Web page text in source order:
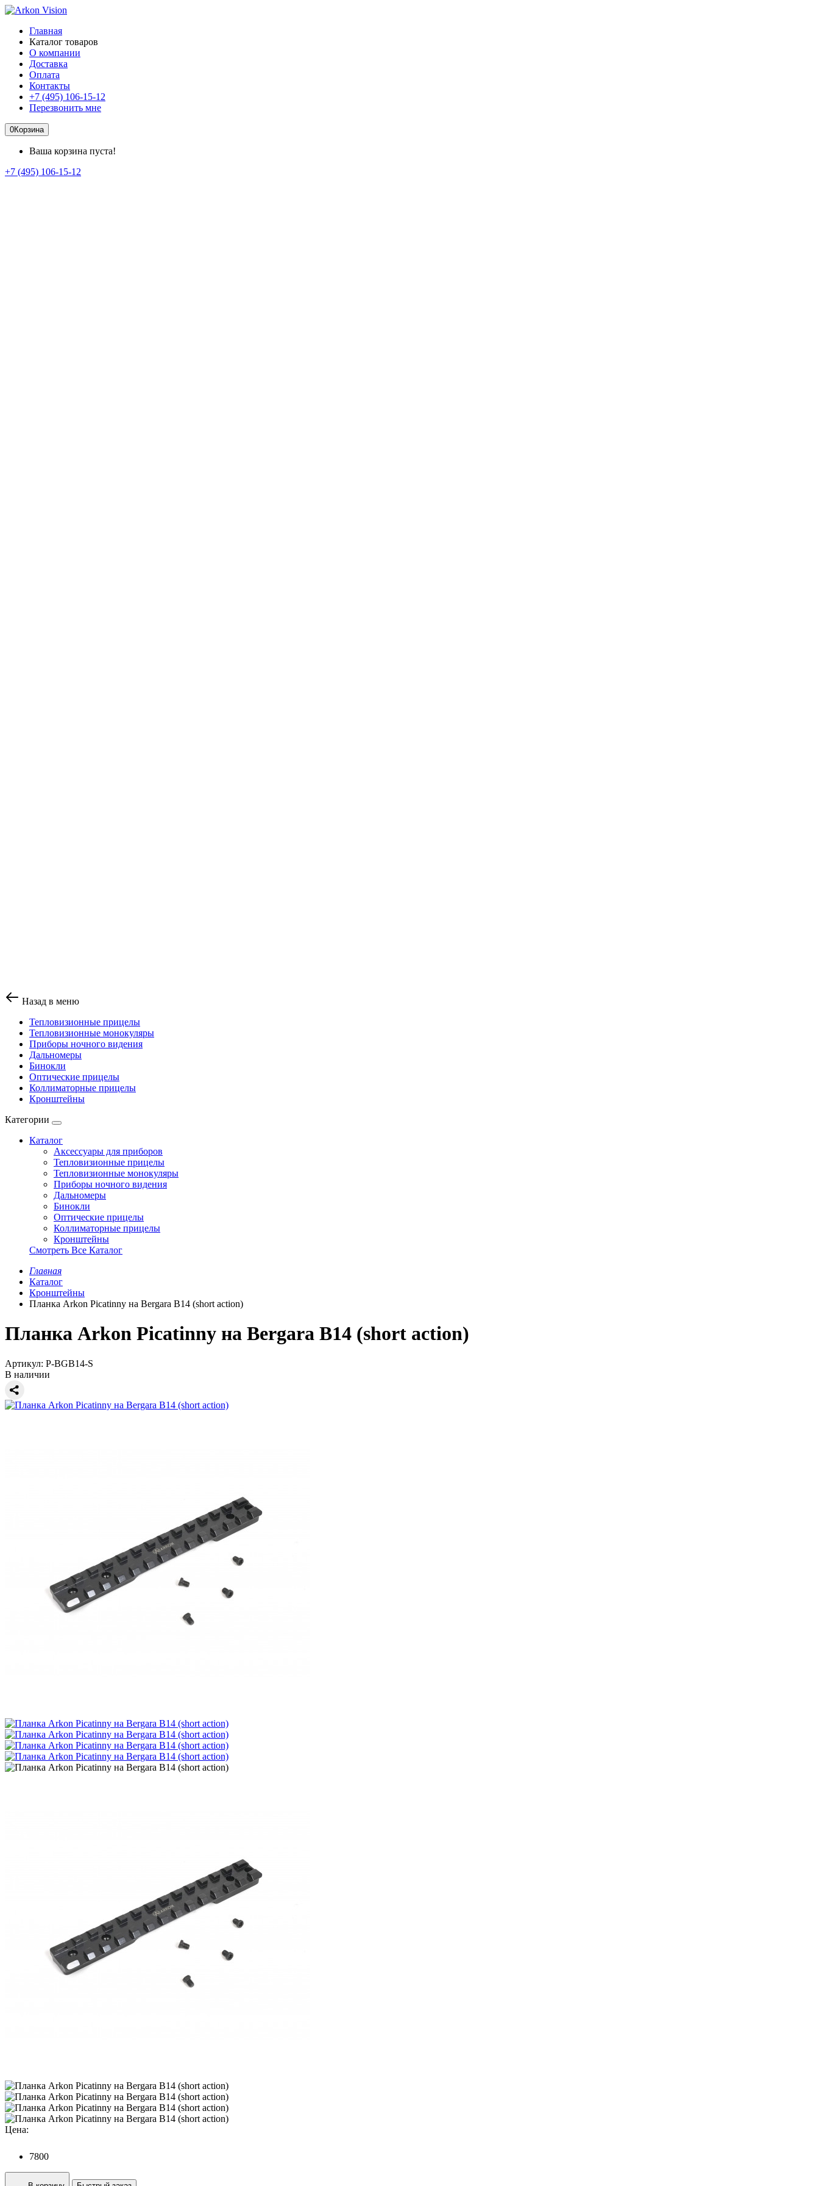
Главная
Каталог товаров
О компании
Доставка
Оплата
Контакты
+7 (495) 106-15-12
Перезвонить мне
0Корзина
Ваша корзина пуста!
+7 (495) 106-15-12
Назад в меню
Тепловизионные прицелы
Тепловизионные монокуляры
Приборы ночного видения
Дальномеры
Бинокли
Оптические прицелы
Коллиматорные прицелы
Кронштейны
Категории
Каталог
Аксессуары для приборов
Тепловизионные прицелы
Тепловизионные монокуляры
Приборы ночного видения
Дальномеры
Бинокли
Оптические прицелы
Коллиматорные прицелы
Кронштейны
Смотреть Все Каталог
Главная
Каталог
Кронштейны
Планка Arkon Picatinny на Bergara B14 (short action)
Планка Arkon Picatinny на Bergara B14 (short action)
Артикул: P-BGB14-S
В наличии
Цена:
7800